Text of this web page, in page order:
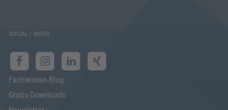
SOCIAL / INFOS
Fachwissen-Blog
Gratis-Downloads